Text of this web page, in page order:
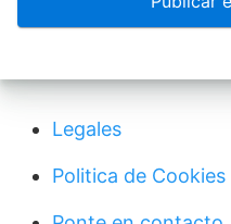
Legales
Politica de Cookies